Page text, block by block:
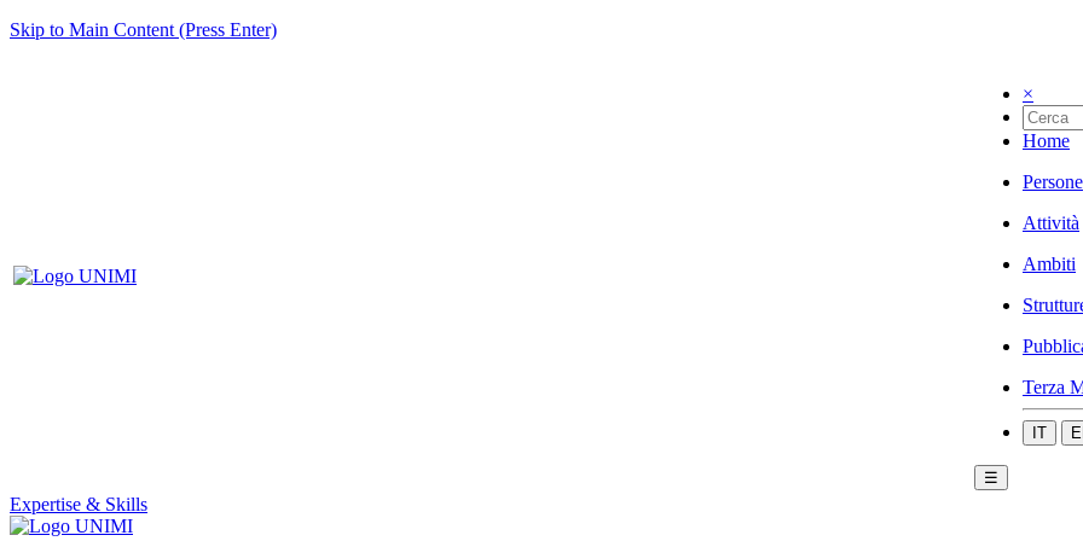
Skip to Main Content (Press Enter)
×
Home
Persone
Attività
Ambiti
Terza
IT
☰
Expertise & Skills